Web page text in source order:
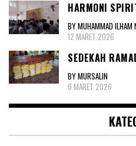
HARMONI
BY MUHAMMAD ILHAM
12 MARET 2026
SEDEKAH
BY MURSALIN
6 MARET 2026